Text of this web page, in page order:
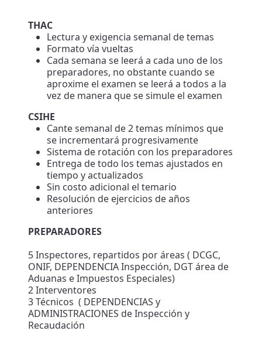
THAC
Lectura y exigencia semanal de temas
Formato vía vueltas
Cada semana se leerá a cada uno de los
preparadores, no obstante cuando se
aproxime el examen se leerá a todos a la
vez de manera que se simule el examen
CSIHE
Cante semanal de 2 temas mínimos que
se incrementará progresivamente
Sistema de rotación con los preparadores
Entrega de todo los temas ajustados en
tiempo y actualizados
Sin costo adicional el temario
Resolución de ejercicios de años
anteriores
PREPARADORES
5 Inspectores, repartidos por áreas ( DCGC,
ONIF, DEPENDENCIA Inspección, DGT área de
Aduanas e Impuestos Especiales)
2 Interventores
3 Técnicos ( DEPENDENCIAS y
ADMINISTRACIONES de Inspección y
Recaudación